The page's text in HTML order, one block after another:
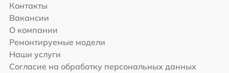
Контакты
Вакансии
О компании
Ремонтируемые модели
Наши услуги
Согласие на обработку персональных данных